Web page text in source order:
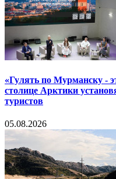
«Гулять по Мурманску -
столице Арктики
туристов
05.08.2026